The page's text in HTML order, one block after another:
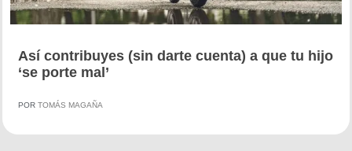
Así contribuyes (sin darte cuenta) a que tu hijo
‘se porte mal’
POR TOMÁS MAGAÑA